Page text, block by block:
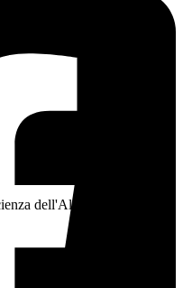
dell'Alimentazione e